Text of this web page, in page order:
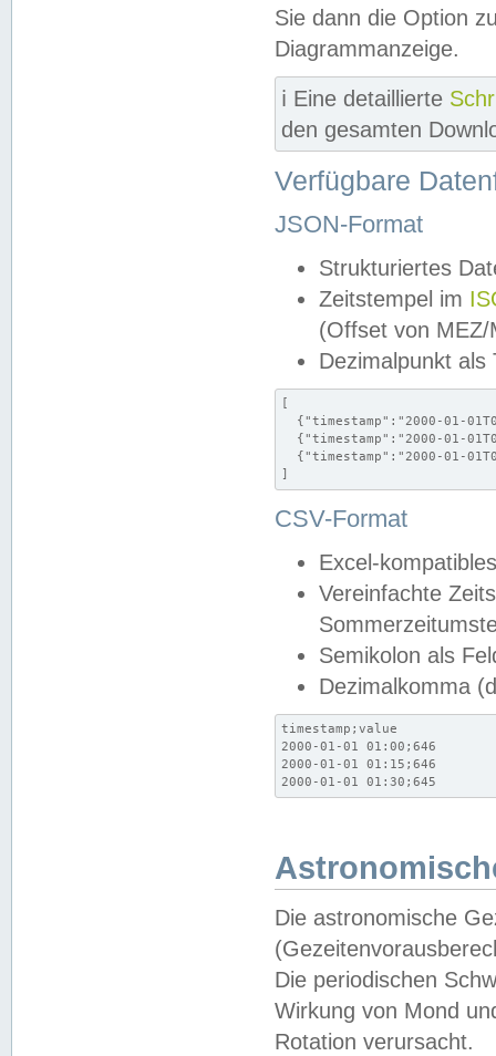
Sie dann die Option
Diagrammanzeige.
ℹ️ Eine detaillierte
den gesamten
Verfügbare
JSON-Format
Strukturiertes
Zeitstempel im
(Offset von MEZ/
Dezimalpunkt als
[
{"timestamp":"2000-01-
{"timestamp":"2000-01-
{"timestamp":"2000-01-
]
CSV-Format
Excel-
Vereinfachte
Semikolon als
Dezimalkomma
timestamp;value
2000-01-01 01:00;646
2000-01-01 01:15;646
2000-01-01 01:30;645
Die astronomische
Die periodischen
Wirkung von Mond
Rotation verursacht.